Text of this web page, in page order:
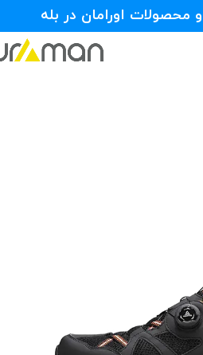
محصولات اورامان در بله